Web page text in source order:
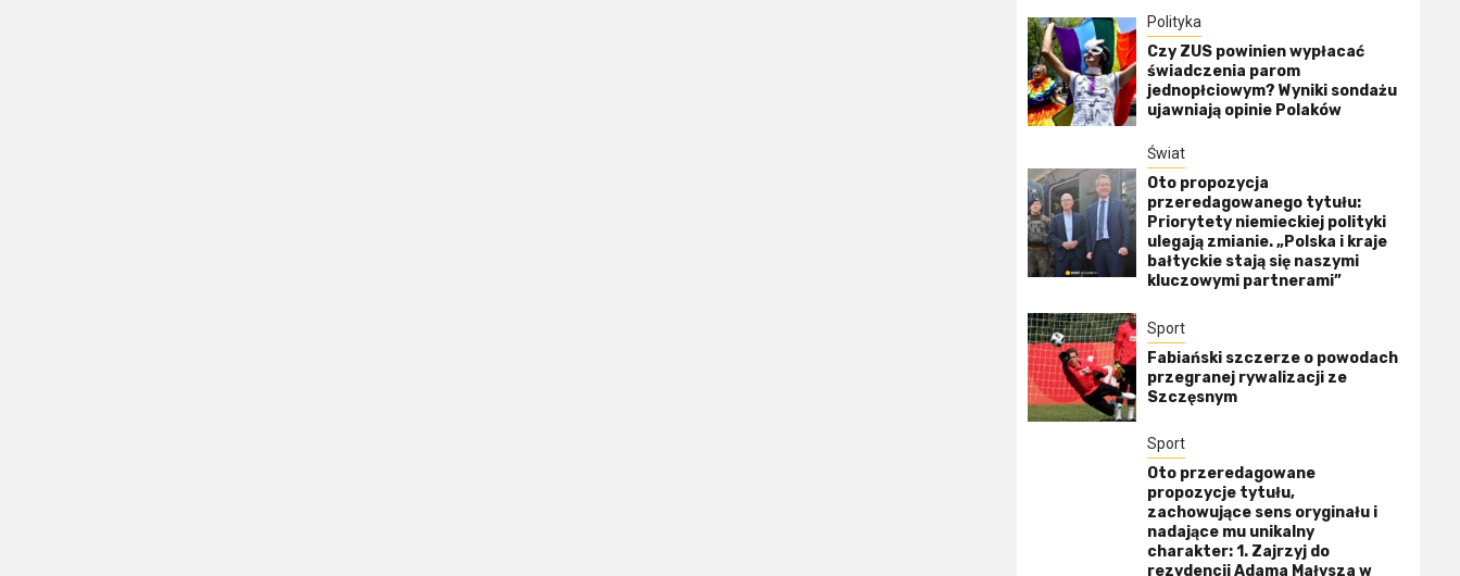
Polityka
Czy ZUS powinien wypłacać
świadczenia parom
jednopłciowym? Wyniki sondażu
ujawniają opinie Polaków
Świat
Oto propozycja
przeredagowanego tytułu:
Priorytety niemieckiej polityki
ulegają zmianie. „Polska i kraje
bałtyckie stają się naszymi
kluczowymi partnerami”
Sport
Fabiański szczerze o powodach
przegranej rywalizacji ze
Szczęsnym
Sport
Oto przeredagowane
propozycje tytułu,
zachowujące sens oryginału i
nadające mu unikalny
charakter: 1. Zajrzyj do
rezydencji Adama Małysza w